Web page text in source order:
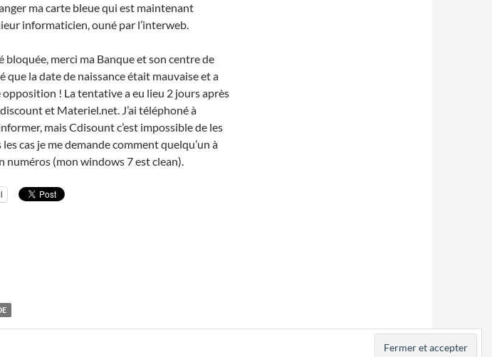
ma carte bleue qui est maintenant
informaticien, ouné par l’interweb.
bloquée, merci ma Banque et son centre de
que la date de naissance était mauvaise et a
! La tentative a eu lieu 2 jours après
et Materiel.net. J’ai téléphoné à
mais Cdisount c’est impossible de les
cas je me demande comment quelqu’un à
numéros (mon windows 7 est clean).